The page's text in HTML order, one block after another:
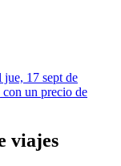
17 sept de
un precio de
viajes